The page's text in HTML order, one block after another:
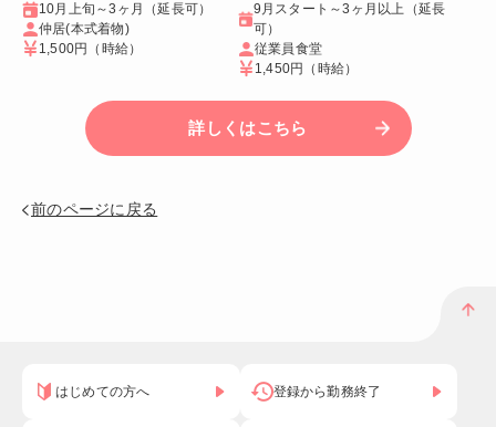
10月上旬～3ヶ月（延長可）
仲居(本式着物)
1,500円
（時給）
9月スタート～3ヶ月以上（延長
可）
従業員食堂
1,450円
（時給）
詳しくはこちら
前のページに戻る
はじめての方へ 登録から勤務終了